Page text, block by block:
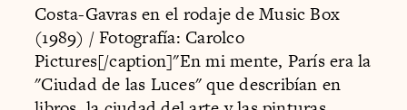
Costa-Gavras en el rodaje de Music Box
(1989) / Fotografía: Carolco
Pictures[/caption]"En mi mente, París era la
"Ciudad de las Luces" que describían en